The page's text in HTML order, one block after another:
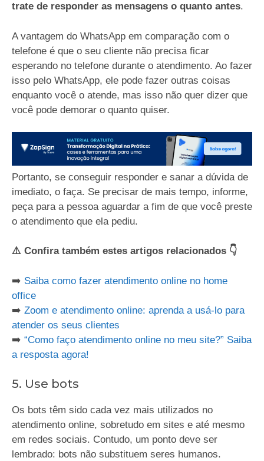
trate de responder as mensagens o quanto antes.
A vantagem do WhatsApp em comparação com o
telefone é que o seu cliente não precisa ficar
esperando no telefone durante o atendimento. Ao fazer
isso pelo WhatsApp, ele pode fazer outras coisas
enquanto você o atende, mas isso não quer dizer que
você pode demorar o quanto quiser.
Portanto, se conseguir responder e sanar a dúvida de
imediato, o faça. Se precisar de mais tempo, informe,
peça para a pessoa aguardar a fim de que você preste
o atendimento que ela pediu.
⚠️ Confira também estes artigos relacionados 👇
➡️ Saiba como fazer atendimento online no home
office
➡️ Zoom e atendimento online: aprenda a usá-lo para
atender os seus clientes
➡️ “Como faço atendimento online no meu site?” Saiba
a resposta agora!
5. Use bots
Os bots têm sido cada vez mais utilizados no
atendimento online, sobretudo em sites e até mesmo
em redes sociais. Contudo, um ponto deve ser
lembrado: bots não substituem seres humanos.